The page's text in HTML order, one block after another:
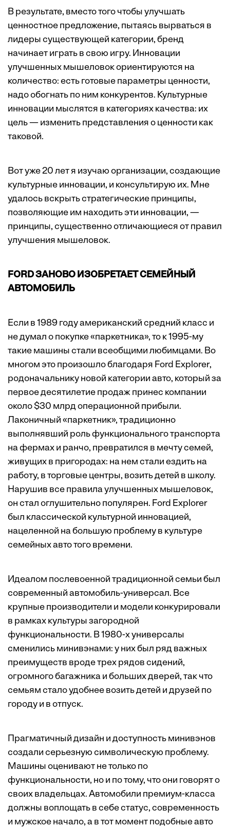
В результате, вместо того чтобы улучшать
ценностное предложение, пытаясь вырваться в
лидеры существующей категории, бренд
начинает играть в свою игру. Инновации
улучшенных мышеловок ориентируются на
количество: есть готовые параметры ценности,
надо обогнать по ним конкурентов. Культурные
инновации мыслятся в категориях качества: их
цель — изменить представления о ценности как
таковой.
Вот уже 20 лет я изучаю организации, создающие
культурные инновации, и консультирую их. Мне
удалось вскрыть стратегические принципы,
позволяющие им находить эти инновации, —
принципы, существенно отличающиеся от правил
улучшения мышеловок.
FORD ЗАНОВО ИЗОБРЕТАЕТ СЕМЕЙНЫЙ
АВТОМОБИЛЬ
Если в 1989 году американский средний класс и
не думал о покупке «паркетника», то к 1995-му
такие машины стали всеобщими любимцами. Во
многом это произошло благодаря Ford Explorer,
родоначальнику новой категории авто, который за
первое десятилетие продаж принес компании
около $30 млрд операционной прибыли.
Лаконичный «паркетник», традиционно
выполнявший роль функционального транспорта
на фермах и ранчо, превратился в мечту семей,
живущих в пригородах: на нем стали ездить на
работу, в торговые центры, возить детей в школу.
Нарушив все правила улучшенных мышеловок,
он стал оглушительно популярен. Ford Explorer
был классической культурной инновацией,
нацеленной на большую проблему в культуре
семейных авто того времени.
Идеалом послевоенной традиционной семьи был
современный автомобиль-универсал. Все
крупные производители и модели конкурировали
в рамках культуры загородной
функциональности. В 1980-х универсалы
сменились минивэнами: у них был ряд важных
преимуществ вроде трех рядов сидений,
огромного багажника и больших дверей, так что
семьям стало удобнее возить детей и друзей по
городу и в отпуск.
Прагматичный дизайн и доступность минивэнов
создали серьезную символическую проблему.
Машины оценивают не только по
функциональности, но и по тому, что они говорят о
своих владельцах. Автомобили премиум-класса
должны воплощать в себе статус, современность
и мужское начало, а в тот момент подобные авто